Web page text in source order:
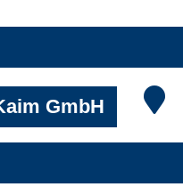
GmbH